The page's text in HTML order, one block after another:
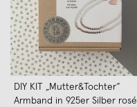
DIY KIT „Mutter&Tochter“
Armband in 925er Silber rosé